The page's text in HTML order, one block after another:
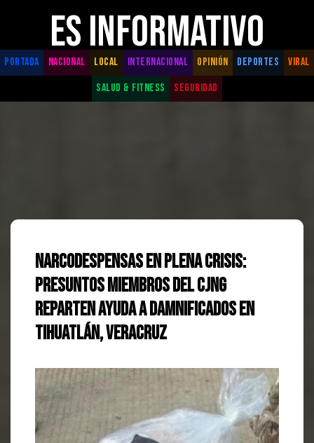
ES INFORMATIVO
PORTADA NACIONAL LOCAL INTERNACIONAL OPINIÓN DEPORTES
VIRAL
SALUD & FITNESS
SEGURIDAD
Narcodespensas en plena crisis:
Presuntos miembros del CJNG
reparten ayuda a damnificados en
Tihuatlán, Veracruz